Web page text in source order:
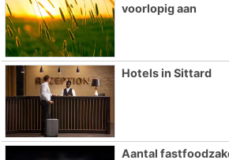
voorlopig aan
Hotels in Sittard
Aantal